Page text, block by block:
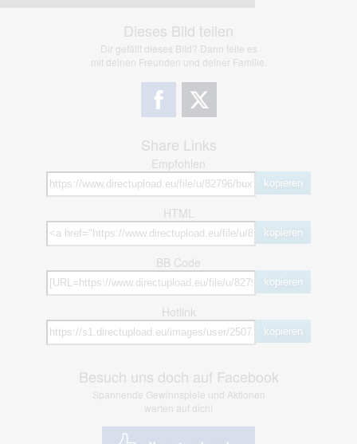
Dieses Bild teilen
Dir gefällt dieses Bild? Dann teile es
mit deinen Freunden und deiner Familie.
Share Links
Empfohlen
kopieren
HTML
kopieren
BB Code
kopieren
Hotlink
kopieren
Besuch uns doch auf Facebook
Spannende Gewinnspiele und Aktionen
warten auf dich!